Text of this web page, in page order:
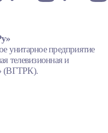
унитарное предприятие
телевизионная и
(ВГТРК).